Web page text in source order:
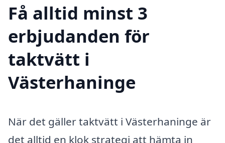
Få alltid minst 3
erbjudanden för
taktvätt i
Västerhaninge
När det gäller taktvätt i Västerhaninge är
det alltid en klok strategi att hämta in